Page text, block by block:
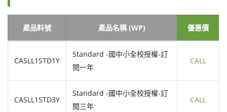
產品料號 產品名稱 (WP) 優惠價
CASLL1STD1Y
Standard -國中小全校授權-訂
閱一年
CALL
CASLL1STD3Y
Standard -國中小全校授權-訂
閱三年
CALL